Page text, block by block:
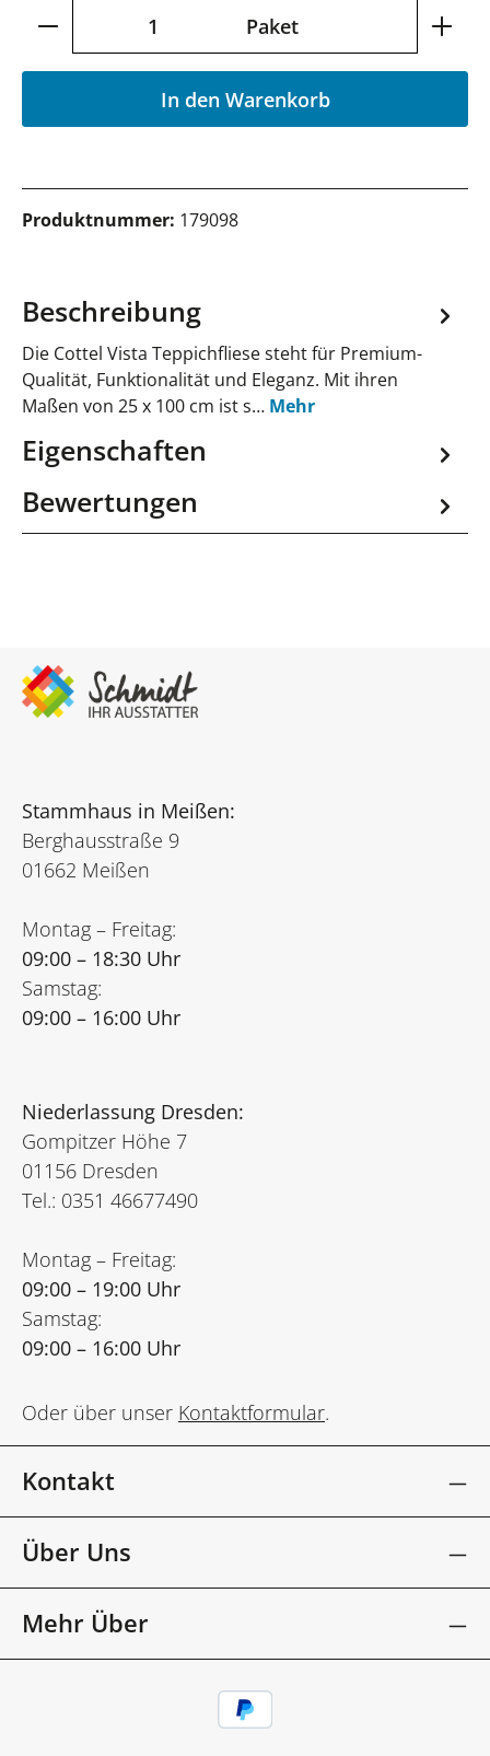
Produkt Anzahl: Gib den gewünschten
Paket
In den Warenkorb
Produktnummer: 179098
Beschreibung
Die Cottel Vista Teppichfliese steht für Premium-
Qualität, Funktionalität und Eleganz. Mit ihren
Maßen von 25 x 100 cm ist s… Mehr
Eigenschaften
Bewertungen
Stammhaus in Meißen:
Berghausstraße 9
01662 Meißen
Montag – Freitag:
09:00 – 18:30 Uhr
Samstag:
09:00 – 16:00 Uhr
Niederlassung Dresden:
Gompitzer Höhe 7
01156 Dresden
Tel.: 0351 46677490
Montag – Freitag:
09:00 – 19:00 Uhr
Samstag:
09:00 – 16:00 Uhr
Oder über unser Kontaktformular.
Kontakt
Über Uns
Mehr Über